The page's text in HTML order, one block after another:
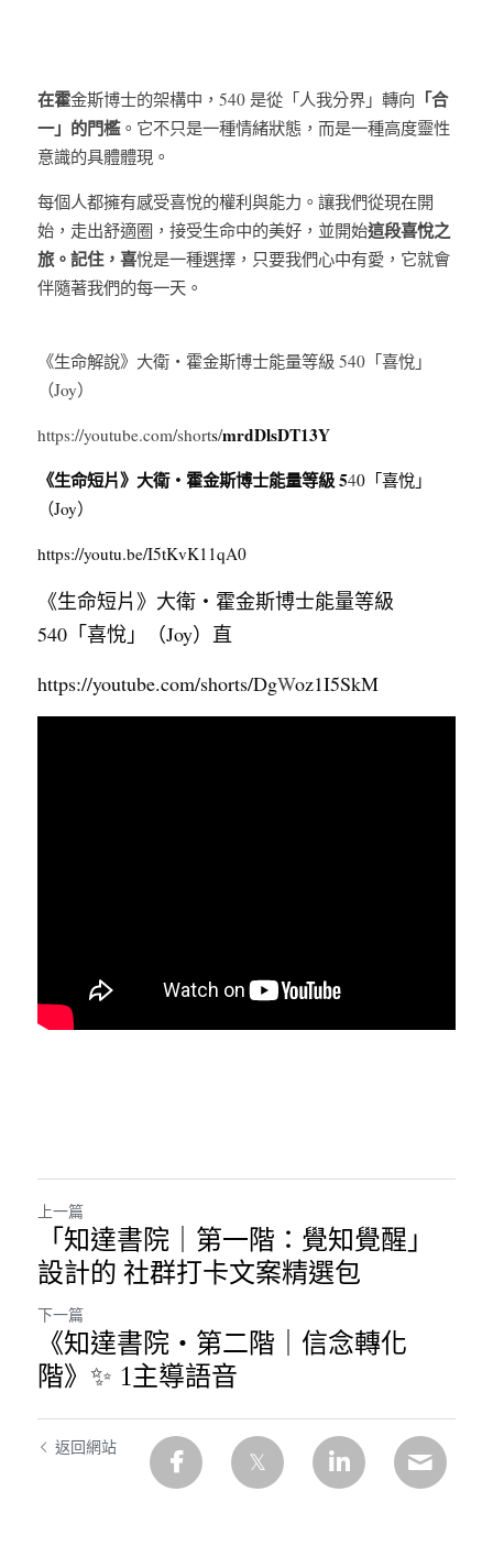
在霍金斯博士的架構中，540 是從「人我分界」轉向 「合
一」的門檻。它不只是一種情緒狀態，而是一種高度靈性
意識的具體體現。
每個人都擁有感受喜悅的權利與能力。讓我們從現在開
始，走出舒適圈，接受生命中的美好，並開始這段喜悅之
旅。記住，喜悅是一種選擇，只要我們心中有愛，它就會
伴隨著我們的每一天。
《生命解說》大衛・霍金斯博士能量等級 540「喜悅」
（Joy）
https://youtube.com/shorts/mrdDlsDT13Y
《生命短片》大衛・霍金斯博士能量等級 540「喜悅」
（Joy）
https://youtu.be/I5tKvK11qA0
《生命短片》大衛・霍金斯博士能量等級
540「喜悅」（Joy）直
https://youtube.com/shorts/DgWoz1I5SkM
上一篇
「知達書院｜第一階：覺知覺醒」
設計的 社群打卡文案精選包
下一篇
《知達書院・第二階｜信念轉化
階》✨ 1主導語音
返回網站